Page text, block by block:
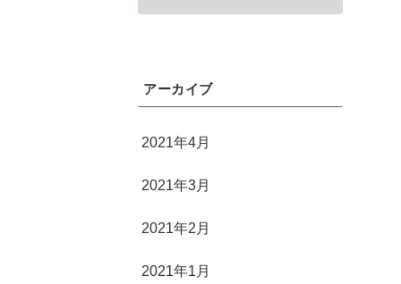
アーカイブ
2021年4月
2021年3月
2021年2月
2021年1月